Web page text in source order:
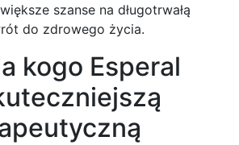
szanse na długotrwałą
do zdrowego życia.
kogo Esperal